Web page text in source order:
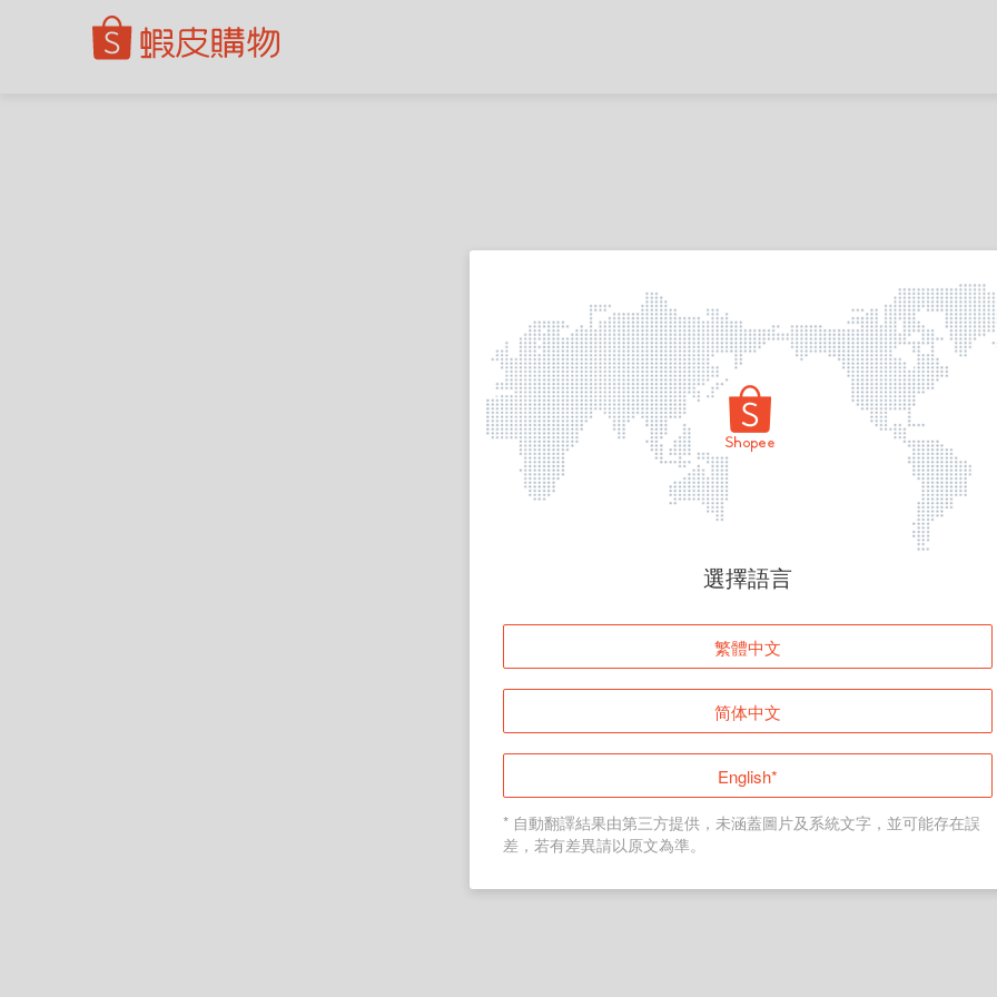
頁面無法顯示
登入
返回首頁
選擇語言
繁體中文
简体中文
English*
* 自動翻譯結果由第三方提供，未涵蓋圖片及系統文字，並可能存在誤
差，若有差異請以原文為準。